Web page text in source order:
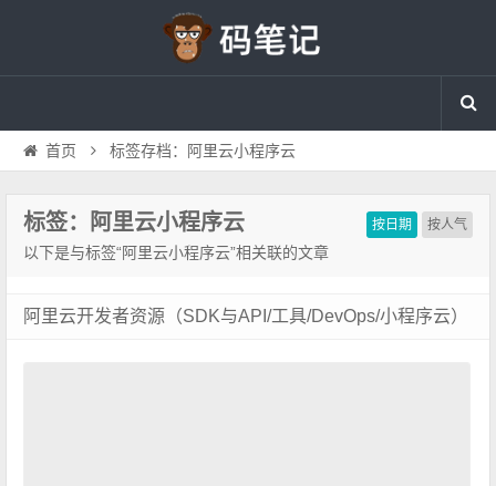
首页 标签存档：阿里云小程序云
按日期 按人气
标签：阿里云小程序云
以下是与标签“阿里云小程序云”相关联的文章
阿里云开发者资源（SDK与API/工具/DevOps/小程序云）